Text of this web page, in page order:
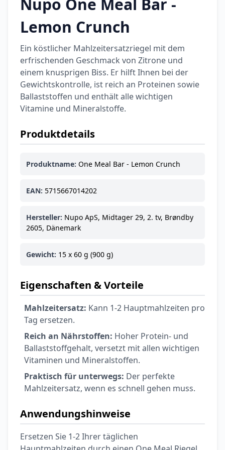
Nupo One Meal Bar -
Lemon Crunch
Ein köstlicher Mahlzeitersatzriegel mit dem
erfrischenden Geschmack von Zitrone und
einem knusprigen Biss. Er hilft Ihnen bei der
Gewichtskontrolle, ist reich an Proteinen sowie
Ballaststoffen und enthält alle wichtigen
Vitamine und Mineralstoffe.
Produktdetails
Produktname: One Meal Bar - Lemon Crunch
EAN: 5715667014202
Hersteller: Nupo ApS, Midtager 29, 2. tv, Brøndby
2605, Dänemark
Gewicht: 15 x 60 g (900 g)
Eigenschaften & Vorteile
Mahlzeitersatz: Kann 1-2 Hauptmahlzeiten pro
Tag ersetzen.
Reich an Nährstoffen: Hoher Protein- und
Ballaststoffgehalt, versetzt mit allen wichtigen
Vitaminen und Mineralstoffen.
Praktisch für unterwegs: Der perfekte
Mahlzeitersatz, wenn es schnell gehen muss.
Anwendungshinweise
Ersetzen Sie 1-2 Ihrer täglichen